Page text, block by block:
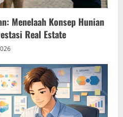
Menelaah Konsep Hunian
Real Estate